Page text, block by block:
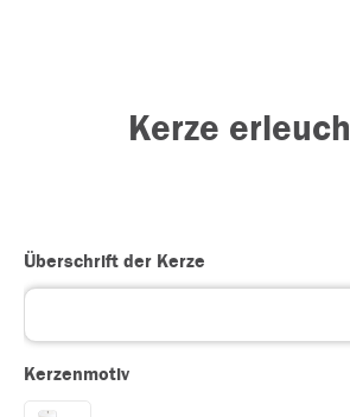
Kerze
Überschrift der Kerze
Kerzenmotiv